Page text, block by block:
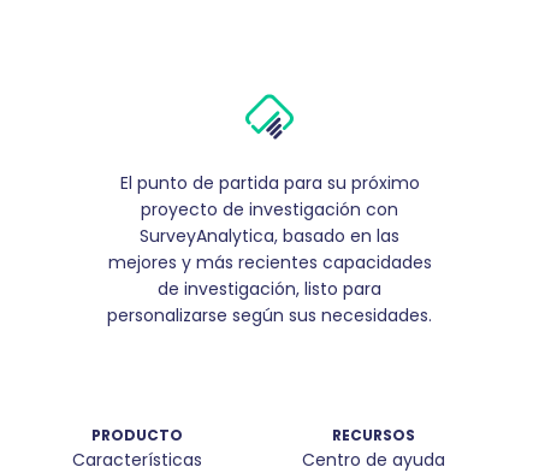
El punto de partida para su próximo
proyecto de investigación con
SurveyAnalytica, basado en las
mejores y más recientes capacidades
de investigación, listo para
personalizarse según sus necesidades.
PRODUCTO
Características
RECURSOS
Centro de ayuda